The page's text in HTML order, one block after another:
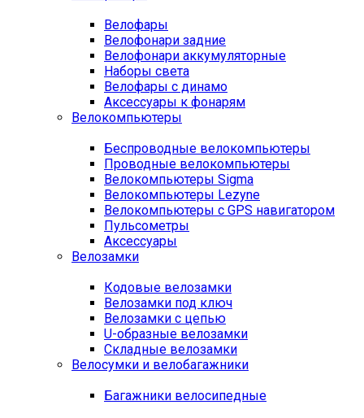
Велофары
Велофонари задние
Велофонари аккумуляторные
Наборы света
Велофары с динамо
Аксессуары к фонарям
Велокомпьютеры
Беспроводные велокомпьютеры
Проводные велокомпьютеры
Велокомпьютеры Sigma
Велокомпьютеры Lezyne
Велокомпьютеры с GPS навигатором
Пульсометры
Аксессуары
Велозамки
Кодовые велозамки
Велозамки под ключ
Велозамки с цепью
U-образные велозамки
Складные велозамки
Велосумки и велобагажники
Багажники велосипедные